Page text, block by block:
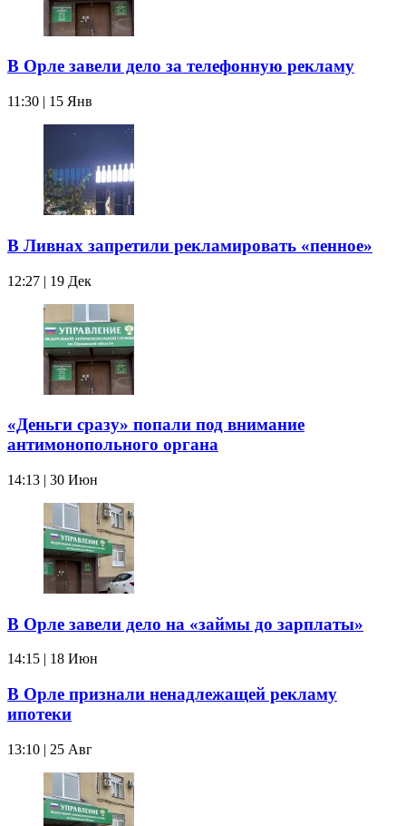
В Орле завели дело за телефонную рекламу
11:30 | 15 Янв
В Ливнах запретили рекламировать «пенное»
12:27 | 19 Дек
«Деньги сразу» попали под внимание
антимонопольного органа
14:13 | 30 Июн
В Орле завели дело на «займы до зарплаты»
14:15 | 18 Июн
В Орле признали ненадлежащей рекламу
ипотеки
13:10 | 25 Авг